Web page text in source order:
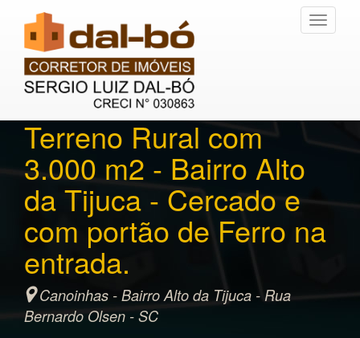
Toggle
Terreno Rural com
3.000 m2 - Bairro Alto
da Tijuca - Cercado e
com portão de Ferro na
entrada.
Canoinhas - Bairro Alto da Tijuca - Rua
Bernardo Olsen - SC